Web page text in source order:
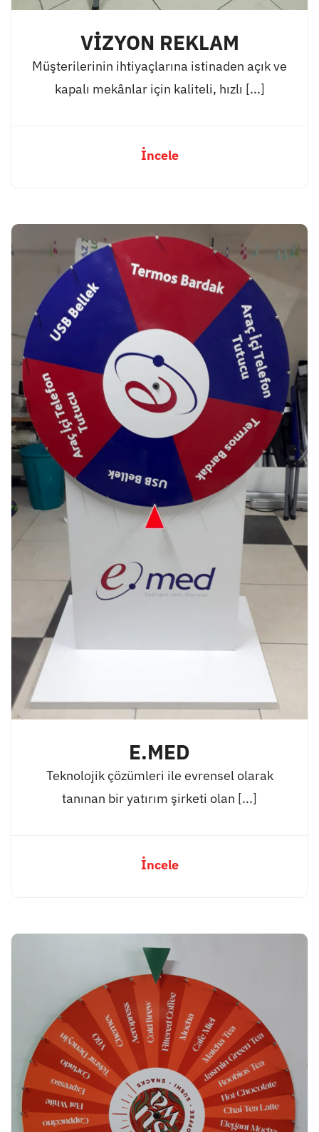
VİZYON REKLAM
Müşterilerinin ihtiyaçlarına istinaden açık ve
kapalı mekânlar için kaliteli, hızlı [...]
İncele
E.MED
Teknolojik çözümleri ile evrensel olarak
tanınan bir yatırım şirketi olan [...]
İncele